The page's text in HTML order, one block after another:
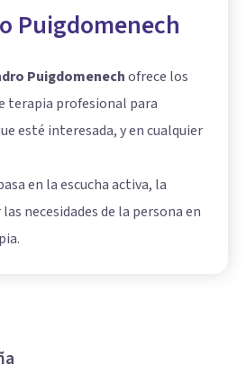
Puigdomenech
Puigdomenechofrece los
terapia profesional para
esté interesada, y en cualquier
en la escucha activa, la
necesidades de la persona en